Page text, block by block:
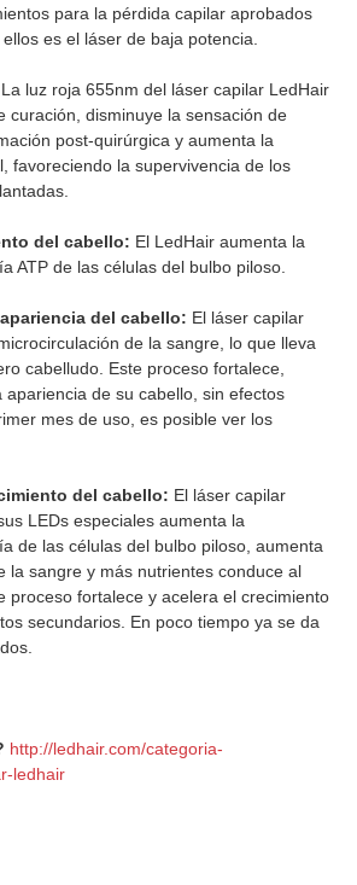
para la pérdida capilar aprobados
es el láser de baja potencia.
La luz roja 655nm del láser capilar LedHair
curación, disminuye la sensación de
post-quirúrgica y aumenta la
favoreciendo la supervivencia de los
del cabello: El LedHair aumenta la
ATP de las células del bulbo piloso.
del cabello: El láser capilar
de la sangre, lo que lleva
cabelludo. Este proceso fortalece,
apariencia de su cabello, sin efectos
mes de uso, es posible ver los
del cabello: El láser capilar
LEDs especiales aumenta la
de las células del bulbo piloso, aumenta
la sangre y más nutrientes conduce al
proceso fortalece y acelera el crecimiento
secundarios. En poco tiempo ya se da
http://ledhair.com/categoria-
ledhair